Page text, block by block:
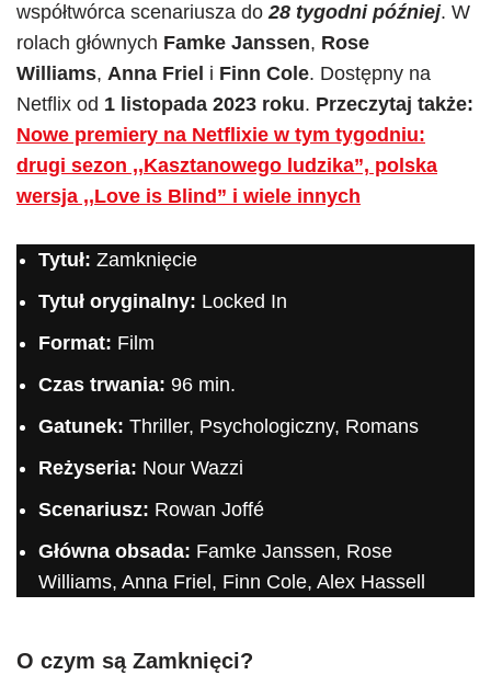
współtwórca scenariusza do28 tygodni później. W
rolach głównych Famke Janssen, Rose
Williams, Anna Friel i Finn Cole. Dostępny na
Netflix od 1 listopada 2023 roku. Przeczytaj także:
Nowe premiery na Netflixie w tym tygodniu:
drugi sezon ,,Kasztanowego ludzika”, polska
wersja ,,Love is Blind” i wiele innych
Tytuł: Zamknięcie
Tytuł oryginalny: Locked In
Format: Film
Czas trwania: 96 min.
Gatunek: Thriller, Psychologiczny, Romans
Reżyseria: Nour Wazzi
Scenariusz: Rowan Joffé
Główna obsada: Famke Janssen, Rose
Williams, Anna Friel, Finn Cole, Alex Hassell
O czym są Zamknięci?